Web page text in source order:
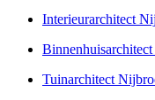
Interieurarchitect
Tuinarchitect